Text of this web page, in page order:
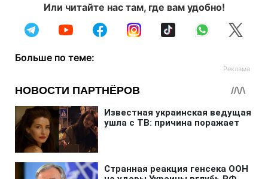
Или читайте нас там, где вам удобно!
Больше по теме: